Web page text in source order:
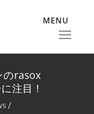
MENU
のrasox
注目！